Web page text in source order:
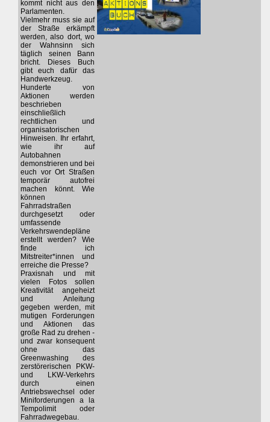
kommt nicht aus den
Parlamenten.
Vielmehr muss sie auf
der Straße erkämpft
werden, also dort, wo
der Wahnsinn sich
täglich seinen Bann
bricht. Dieses Buch
gibt euch dafür das
Handwerkzeug.
Hunderte von
Aktionen werden
beschrieben
einschließlich
rechtlichen und
organisatorischen
Hinweisen. Ihr erfahrt,
wie ihr auf
Autobahnen
demonstrieren und bei
euch vor Ort Straßen
temporär autofrei
machen könnt. Wie
können
Fahrradstraßen
durchgesetzt oder
umfassende
Verkehrswendepläne
erstellt werden? Wie
finde ich
Mitstreiter*innen und
erreiche die Presse?
Praxisnah und mit
vielen Fotos sollen
Kreativität angeheizt
und Anleitung
gegeben werden, mit
mutigen Forderungen
und Aktionen das
große Rad zu drehen -
und zwar konsequent
ohne das
Greenwashing des
zerstörerischen PKW-
und LKW-Verkehrs
durch einen
Antriebswechsel oder
Miniforderungen a la
Tempolimit oder
Fahrradwegebau.